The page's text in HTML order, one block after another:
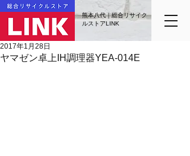
熊本八代｜総合リサイク
ルストアLINK
ヤマゼン卓上IH調理器YEA-014E
2017年1月28日